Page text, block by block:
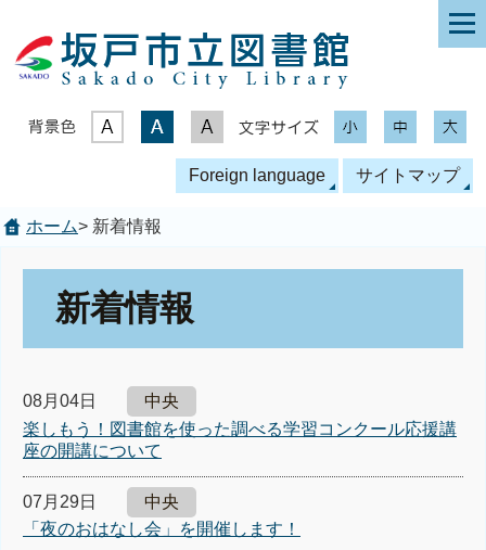
文字サイズ
表示色
Foreign language サイトマップ
ホーム> 新着情報
新着情報
08月04日
中央
楽しもう！図書館を使った調べる学習コンクール応援講
座の開講について
07月29日
中央
「夜のおはなし会」を開催します！